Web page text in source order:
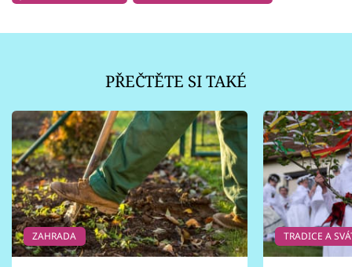
PŘEČTĚTE SI TAKÉ
ZAHRADA TRADICE A